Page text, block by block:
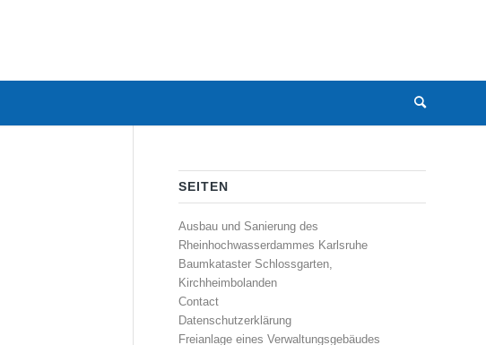
SEITEN
Ausbau und Sanierung des
Rheinhochwasserdammes Karlsruhe
Baumkataster Schlossgarten,
Kirchheimbolanden
Contact
Datenschutzerklärung
Freianlage eines Verwaltungsgebäudes